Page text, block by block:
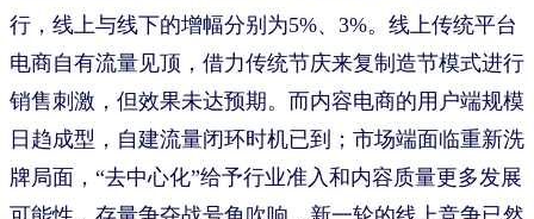
行，线上与线下的增幅分别为5%、3%。线上传统平台
电商自有流量见顶，借力传统节庆来复制造节模式进行
销售刺激，但效果未达预期。而内容电商的用户端规模
日趋成型，自建流量闭环时机已到；市场端面临重新洗
牌局面，“去中心化”给予行业准入和内容质量更多发展